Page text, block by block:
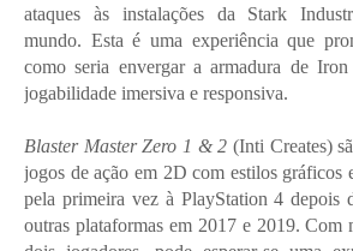
ataques às instalações da Stark
mundo. Esta é uma experiência que
como seria envergar a armadura de
jogabilidade imersiva e responsiva.
Blaster Master Zero 1 & 2 (Inti Creates)
jogos de ação em 2D com estilos gráficos
pela primeira vez à PlayStation 4 depois
outras plataformas em 2017 e 2019. Com